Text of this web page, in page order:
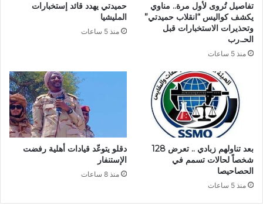
تفاصيل تُروى لأول مرة.. مناوي
يكشف كواليس “انقلاب حميدتي”
وتحذيرات الاستخبارات قبل
الحـ.رب
منذ 5 ساعات
حميدتي يهدد قائد إستخبارات
المليشيا
منذ 5 ساعات
بعد تناولهم زبادي .. تعرض 128
شخصاً لحالات تسمم في
الحصاحيصا
منذ 5 ساعات
دقلو يتوعّد قيادات أهلية رفضت
الإستنفار
منذ 8 ساعات